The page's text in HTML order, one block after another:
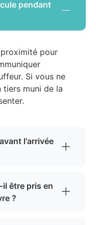
pendant
pour
Si vous ne
tiers muni de la
l'arrivée
être pris en
?